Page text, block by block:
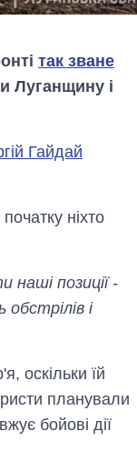
так зване
Луганщину і
Гайдай
ніхто
позиції -
і
оскільки їй
планували
бойові дії
за літо: Київ та
область стали
головною ціллю
рф